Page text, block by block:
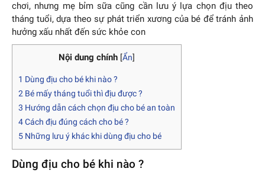
chơi, nhưng mẹ bỉm sữa cũng cần lưu ý lựa chọn địu theo
tháng tuổi, dựa theo sự phát triển xương của bé để tránh ảnh
hưởng xấu nhất đến sức khỏe con
Nội dung chính [Ẩn]
1 Dùng địu cho bé khi nào ?
2 Bé mấy tháng tuổi thì địu được ?
3 Hướng dẫn cách chọn địu cho bé an toàn
4Cách địu đúng cách cho bé ?
5 Những lưu ý khác khi dùng địu cho bé
Dùng địu cho bé khi nào ?